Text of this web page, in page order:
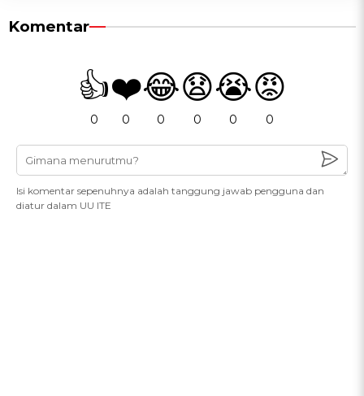
Komentar
👍
0
❤️
0
😂
0
😧
0
😭
0
😡
0
Isi komentar sepenuhnya adalah tanggung jawab pengguna dan
diatur dalam UU ITE